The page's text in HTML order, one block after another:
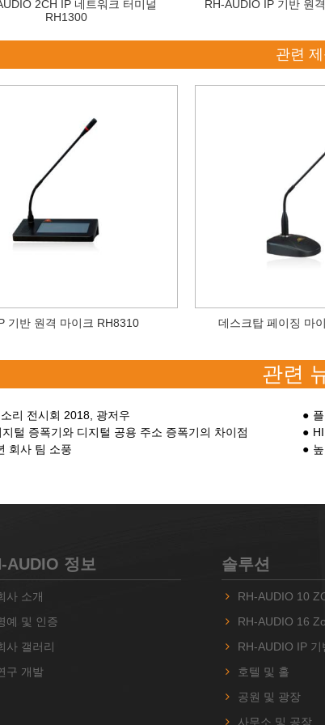
2CH IP 네트워크 터미널
RH1300
RH-AUDIO IP 기반 원
관련
기반 원격 마이크 RH8310 데스크탑 페이징 마
관련
리 전시회 2018, 광저우
털 증폭기와 디지털 공용 주소 증폭기의 차이점
회사 팀 소풍
AUDIO 정보
사 소개
예 및 인증
사 갤러리
구 개발
솔루션
RH-AUDIO 10
RH-AUDIO 16
RH-AUDIO IP 기
호텔 및 홀
공원 및 광장
사무소 및 공장